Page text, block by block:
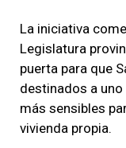
La iniciativa
Legislatura
puerta para que
destinados a
más sensibles
vivienda propia.